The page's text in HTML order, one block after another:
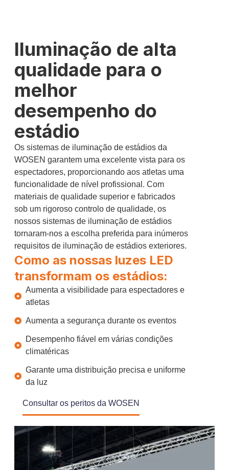
Iluminação de alta
qualidade para o
melhor
desempenho do
estádio
Os sistemas de iluminação de estádios da
WOSEN garantem uma excelente vista para os
espectadores, proporcionando aos atletas uma
funcionalidade de nível profissional. Com
materiais de qualidade superior e fabricados
sob um rigoroso controlo de qualidade, os
nossos sistemas de iluminação de estádios
tornaram-nos a escolha preferida para inúmeros
requisitos de iluminação de estádios exteriores.
Como as nossas luzes LED
transformam os estádios:
Aumenta a visibilidade para espectadores e
atletas
Aumenta a segurança durante os eventos
Desempenho fiável em várias condições
climatéricas
Garante uma distribuição precisa e uniforme
da luz
Consultar os peritos da WOSEN